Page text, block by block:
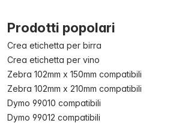
Prodotti popolari
Crea etichetta per birra
Crea etichetta per vino
Zebra 102mm x 150mm compatibili
Zebra 102mm x 210mm compatibili
Dymo 99010 compatibili
Dymo 99012 compatibili